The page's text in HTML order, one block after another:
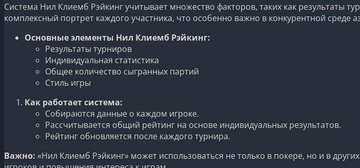
Система Нил Клиемб Рэйкинг учитывает множество факторов, таких как результаты
комплексный портрет каждого участника, что особенно важно в конкурентной среде
Основные элементы Нил Клиемб Рэйкинг:
Результаты турниров
Индивидуальная статистика
Общее количество сыгранных партий
Стиль игры
Как работает система:
Собираются данные о каждом игроке.
Рассчитывается общий рейтинг на основе индивидуальных результатов.
Рейтинг обновляется после каждого турнира.
Важно: «Нил Клиемб Рэйкинг» может использоваться не только в покере, но и в